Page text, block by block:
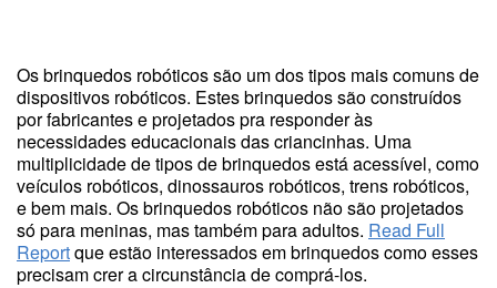
Os brinquedos robóticos são um dos tipos mais comuns de
dispositivos robóticos. Estes brinquedos são construídos
por fabricantes e projetados pra responder às
necessidades educacionais das criancinhas. Uma
multiplicidade de tipos de brinquedos está acessível, como
veículos robóticos, dinossauros robóticos, trens robóticos,
e bem mais. Os brinquedos robóticos não são projetados
só para meninas, mas também para adultos. Read Full
Reportque estão interessados em brinquedos como esses
precisam crer a circunstância de comprá-los.